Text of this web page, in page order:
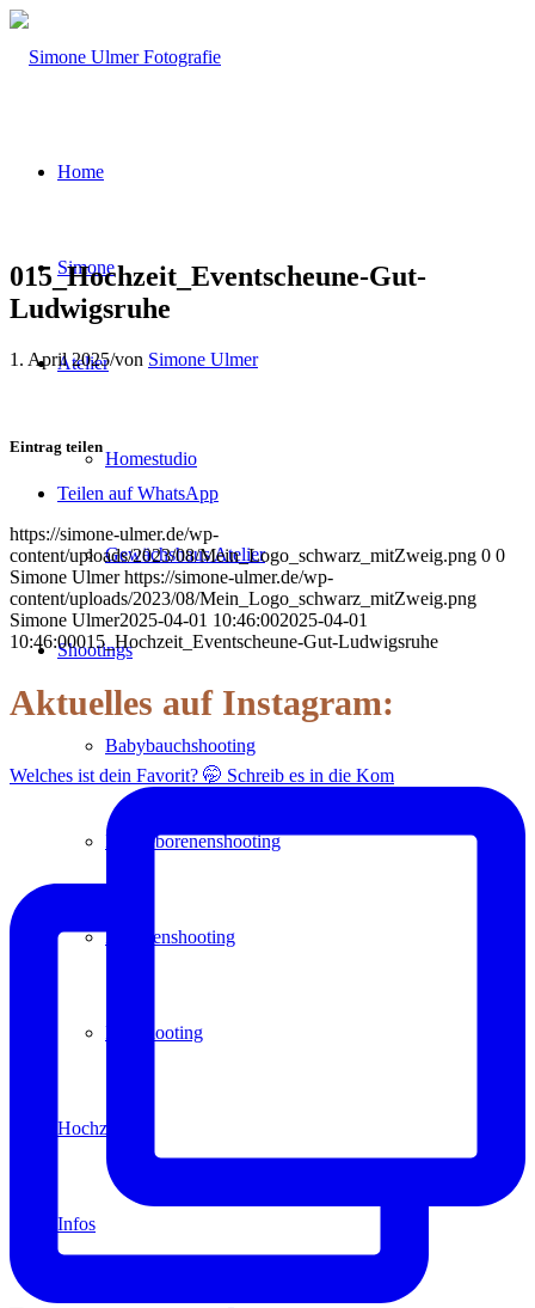
Home
Simone
Atelier
Homestudio
Gewächshaus Atelier
Shootings
Babybauchshooting
Neugeborenenshooting
Familienshooting
Paarshooting
Hochzeit
Infos
015_Hochzeit_Eventscheune-Gut-
Ludwigsruhe
1. April 2025/von Simone Ulmer
Eintrag teilen
Teilen auf WhatsApp
https://simone-ulmer.de/wp-
content/uploads/2023/08/Mein_Logo_schwarz_mitZweig.png 0 0
Simone Ulmer https://simone-ulmer.de/wp-
content/uploads/2023/08/Mein_Logo_schwarz_mitZweig.png
Simone Ulmer2025-04-01 10:46:002025-04-01
10:46:00015_Hochzeit_Eventscheune-Gut-Ludwigsruhe
Aktuelles auf Instagram:
Welches ist dein Favorit? 🤭 Schreib es in die Kom